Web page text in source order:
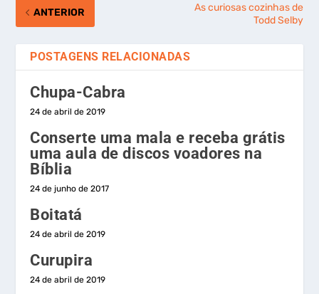
ANTERIOR
As curiosas cozinhas de
Todd Selby
POSTAGENS RELACIONADAS
Chupa-Cabra
24 de abril de 2019
Conserte uma mala e receba grátis
uma aula de discos voadores na
Bíblia
24 de junho de 2017
Boitatá
24 de abril de 2019
Curupira
24 de abril de 2019